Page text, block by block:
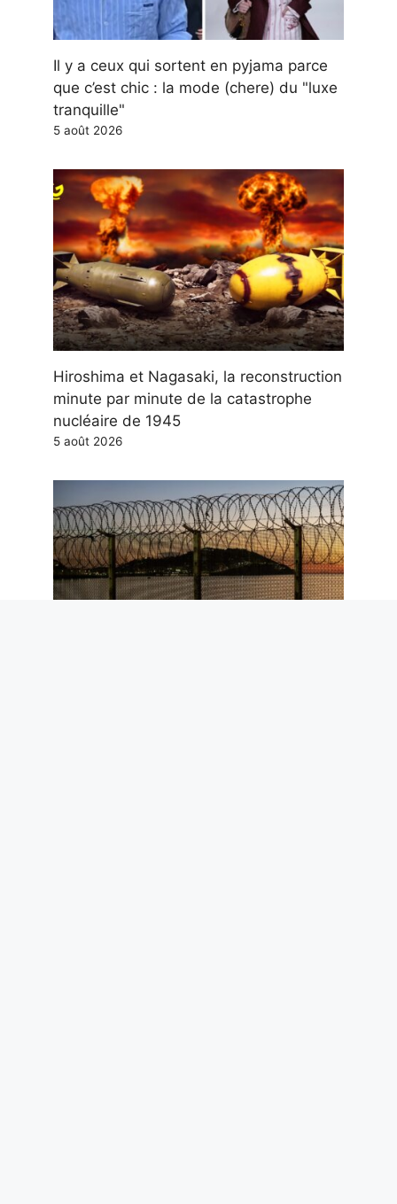
Il y a ceux qui sortent en pyjama parce
que c’est chic : la mode (chere) du "luxe
tranquille"
5 août 2026
Hiroshima et Nagasaki, la reconstruction
minute par minute de la catastrophe
nucléaire de 1945
5 août 2026